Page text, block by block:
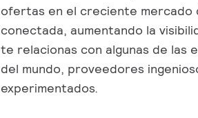
ofertas en el creciente mercado
conectada, aumentando la
te relacionas con algunas de las
del mundo, proveedores
experimentados.